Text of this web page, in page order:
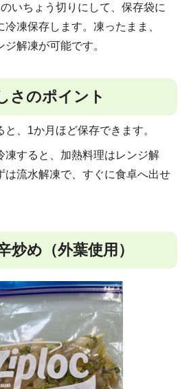
いちょう切りにして、保存袋に
凍保存します。凍ったまま、
解凍が可能です。
さのポイント
、1か月ほど保存できます。
凍すると、加熱料理はレンジ解
は流水解凍で、すぐに食卓へ出せ
炒め（外葉使用）